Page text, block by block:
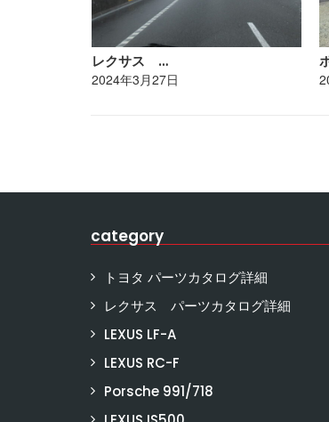
レクサス …
2024年3月27日
category
トヨタ パーツカタログ詳細
レクサス パーツカタログ詳細
LEXUS LF-A
LEXUS RC-F
Porsche 991/718